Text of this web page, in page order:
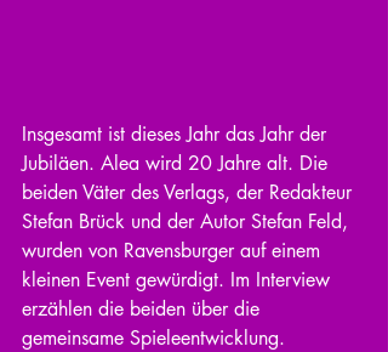
Insgesamt ist dieses Jahr das Jahr der
Jubiläen. Alea wird 20 Jahre alt. Die
beiden Väter des Verlags, der Redakteur
Stefan Brück und der Autor Stefan Feld,
wurden von Ravensburger auf einem
kleinen Event gewürdigt. Im Interview
erzählen die beiden über die
gemeinsame Spieleentwicklung.